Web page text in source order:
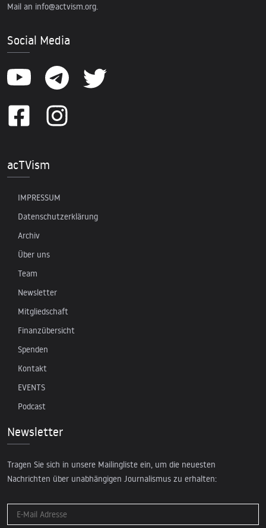
Mail an info@actvism.org.
Social Media
acTVism
IMPRESSUM
Datenschutzerklärung
Archiv
Über uns
Team
Newsletter
Mitgliedschaft
Finanzübersicht
Spenden
Kontakt
EVENTS
Podcast
Newsletter
Tragen Sie sich in unsere Mailingliste ein, um die neuesten
Nachrichten über unabhängigen Journalismus zu erhalten: